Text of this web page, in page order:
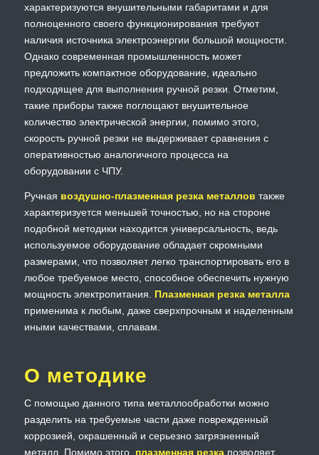
характеризуются внушительными габаритами и для
полноценного своего функционирования требуют
наличия источника электроэнергии большой мощности.
Однако современная промышленность может
предложить компактное оборудование, идеально
подходящее для выполнения ручной резки. Отметим,
такие приборы также поглощают внушительное
количество электрической энергии, помимо этого,
скорость ручной резки не выдерживает сравнения с
оперативностью аналогичного процесса на
оборудовании с ЧПУ.
Ручная воздушно-плазменная резка металлов также
характеризуется меньшей точностью, но на стороне
подобной методики находится универсальность, ведь
используемое оборудование обладает скромными
размерами, что позволяет легко транспортировать его в
любое требуемое место, способное обеспечить нужную
мощность электропитания. Плазменная резка металла
применима к любым, даже сверхпрочным и наделенным
иными качествами, сплавам.
О методике
С помощью данного типа металлообработки можно
разделить на требуемые части даже поврежденный
коррозией, окрашенный и серьезно загрязненный
металл. Помимо этого, плазменная резкапозволяет